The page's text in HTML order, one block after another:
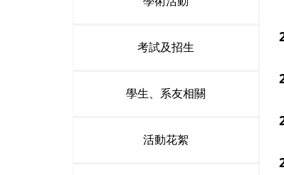
考試及招生
學生、系友相關
活動花絮